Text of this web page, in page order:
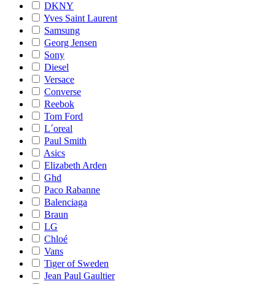
DKNY
Yves Saint Laurent
Samsung
Georg Jensen
Sony
Diesel
Versace
Converse
Reebok
Tom Ford
L´oreal
Paul Smith
Asics
Elizabeth Arden
Ghd
Paco Rabanne
Balenciaga
Braun
LG
Chloé
Vans
Tiger of Sweden
Jean Paul Gaultier